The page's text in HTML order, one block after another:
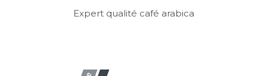
Expert qualité café arabica